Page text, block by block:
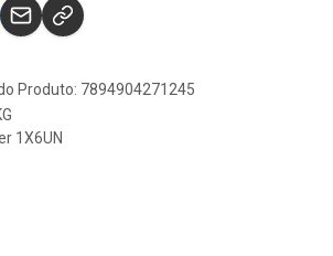
Produto: 7894904271245
1X6UN